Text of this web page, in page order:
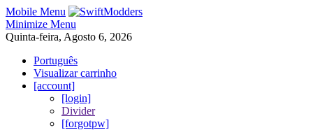
Mobile Menu
Minimize Menu
Quinta-feira, Agosto 6, 2026
Português
Visualizar carrinho
[account]
[login]
Divider
[forgotpw]